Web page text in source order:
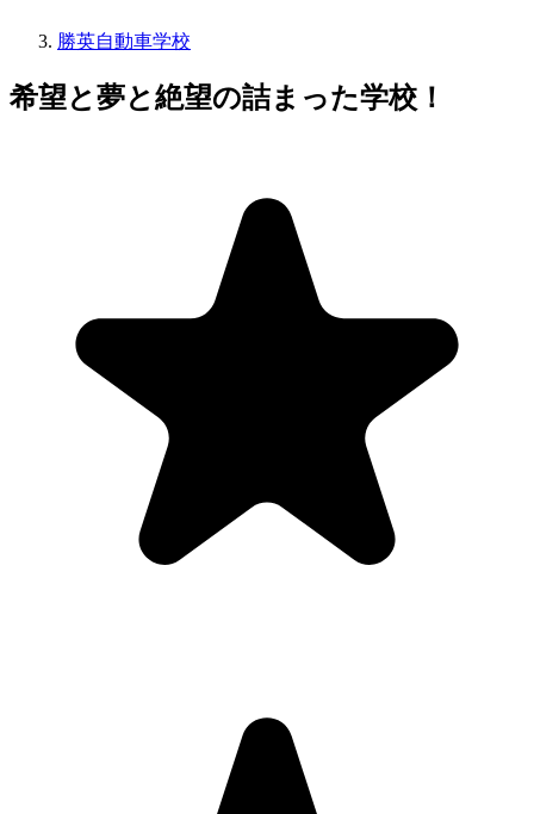
勝英自動車学校
希望と夢と絶望の詰まった学校！